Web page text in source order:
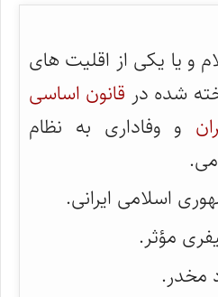
و یا یکی از اقلیت های
شده در قانون اساسی
و وفاداری به نظام